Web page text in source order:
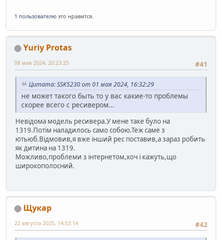
1 пользователю это нравится.
Yuriy Protas
#41
08 мая 2024, 20:23:25
Цитата: SSK5230 от 01 мая 2024, 16:32:29
не может такого быть то у вас какие-то проблемы
скорее всего с ресивером...
Невідома модель ресивера.У мене таке було на
1319.Потім наладилось само собою.Теж саме з
ютьюб.Відмовив,я вже інший рес поставив,а зараз робить
як дитина на 1319.
Можливо,проблеми з інтернетом,хоч і кажуть,що
широкополосний.
Щукар
#42
22 августа 2025, 14:53:14